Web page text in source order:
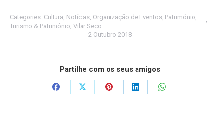
Categories: Cultura Notícias Organização de Eventos Património
Turismo & Património Vilar Seco
2 Outubro 2018
Partilhe com os seus amigos
Share
Share
Share
Share
Share